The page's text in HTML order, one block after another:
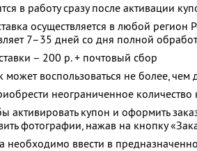
в работу сразу после активации
осуществляется в любой регион
7–35 дней со дня полной
– 200 р. + почтовый сбор
может воспользоваться не более, чем
неограниченное
активировать купон и оформить
фотографии, нажав на кнопку
необходимо ввести в